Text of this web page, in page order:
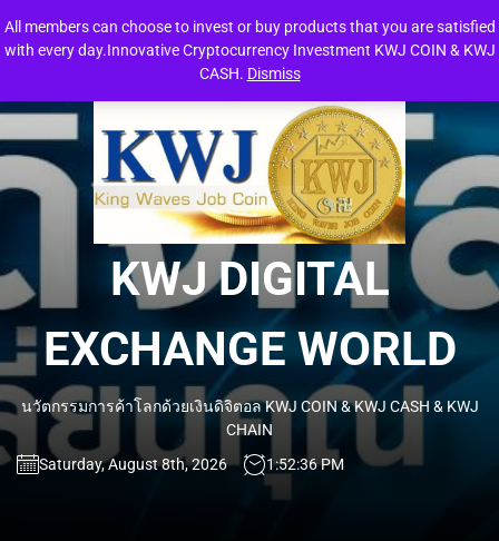
All members can choose to invest or buy products that you are satisfied
with every day.Innovative Cryptocurrency Investment KWJ COIN & KWJ
CASH. Dismiss
to
KWJ DIGITAL
EXCHANGE WORLD
นวัตกรรมการค้าโลกด้วยเงินดิจิตอล KWJ COIN & KWJ CASH & KWJ
CHAIN
Saturday, August 8th, 2026
1:52:37 PM